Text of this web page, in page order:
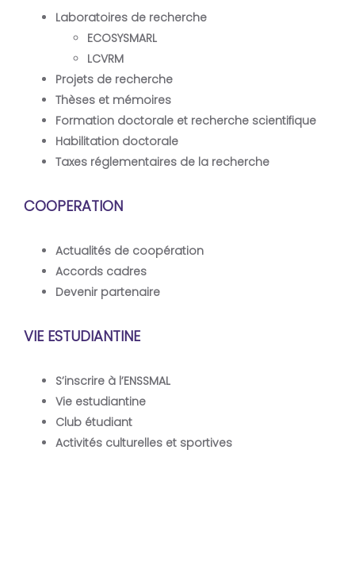
Laboratoires de recherche
ECOSYSMARL
LCVRM
Projets de recherche
Thèses et mémoires
Formation doctorale et recherche scientifique
Habilitation doctorale
Taxes réglementaires de la recherche
COOPERATION
Actualités de coopération
Accords cadres
Devenir partenaire
VIE ESTUDIANTINE
S’inscrire à l’ENSSMAL
Vie estudiantine
Club étudiant
Activités culturelles et sportives